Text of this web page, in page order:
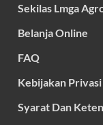
Sekilas Lmga
Belanja Online
FAQ
Kebijakan Privasi
Syarat Dan